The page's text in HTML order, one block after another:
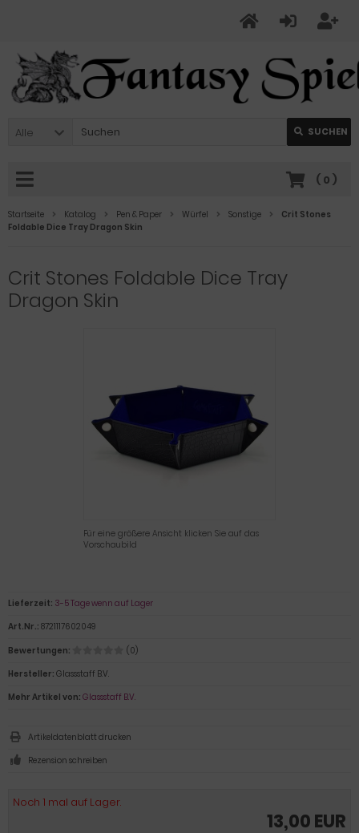
Alle SUCHEN
( 0 )
Startseite Katalog Pen & Paper Würfel Sonstige
Crit Stones
Foldable Dice Tray Dragon Skin
Crit Stones Foldable Dice Tray
Dragon Skin
Für eine größere Ansicht klicken Sie auf das
Vorschaubild
Noch 1 mal auf Lager.
13,00 EUR
Lieferzeit: 3-5 Tage wenn auf Lager
Art.Nr.: 8721117602049
Bewertungen:
(0)
Hersteller: Glassstaff B.V.
Mehr Artikel von: Glassstaff B.V.
Artikeldatenblatt drucken
Rezension schreiben